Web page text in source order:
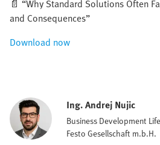
📄 “Why Standard Solutions Often
and Consequences”
Download now
Ing. Andrej Nujic
Business Development
Festo Gesellschaft m.b.H.